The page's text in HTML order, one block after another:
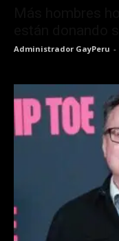
Administrador GayPeru -